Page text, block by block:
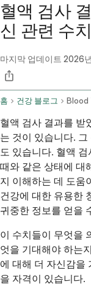
혈액 검사
신 관련 수
마지막 업데이트 2026
홈 건강 블로그
혈액 검사 결과를 받
는 것이 있습니다.
도 있습니다. 혈액
때와 같은 상태에 대
지 이해하는 데 도움
건강에 대한 유용한
귀중한 정보를 얻을
이 수치들이 무엇을
엇을 기대해야 하는
에 대해 더 자신감을
을 자격이 있습니다.